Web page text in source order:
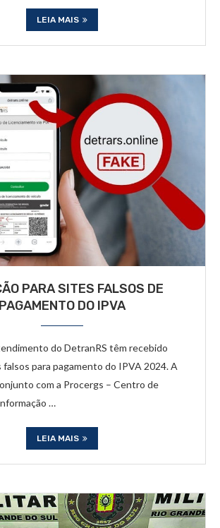
LEIA MAIS
PARA SITES FALSOS DE
PAGAMENTO DO IPVA
do DetranRS têm recebido
para pagamento do IPVA 2024. A
com a Procergs – Centro de
…
LEIA MAIS